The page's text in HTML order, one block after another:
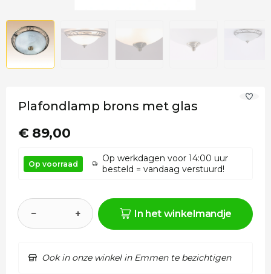
Plafondlamp brons met glas
€ 89,00
Op voorraad
Op werkdagen voor 14:00 uur
besteld = vandaag verstuurd!
− + In het winkelmandje
Ook in onze winkel in Emmen te bezichtigen